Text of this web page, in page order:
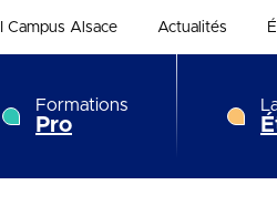
Campus Alsace Actualités
Formations
Pro